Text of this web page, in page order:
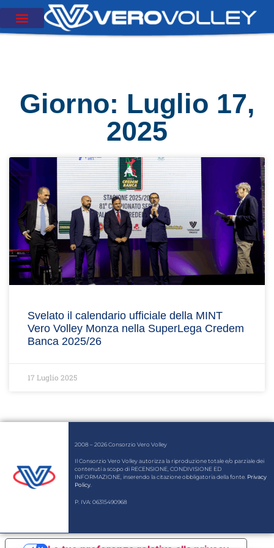
Giorno: Luglio 17,
2025
Svelato il calendario ufficiale della MINT
Vero Volley Monza nella SuperLega Credem
Banca 2025/26
17 Luglio 2025
2008 – 2026 Consorzio Vero Volley
Il Consorzio Vero Volley autorizza la riproduzione totale e/o parziale dei
contenuti a scopo di RECENSIONE, CONDIVISIONE ED
INFORMAZIONE, inserendo la citazione obbligatoria della fonte. Privacy
Policy.
P. IVA: 06315490968